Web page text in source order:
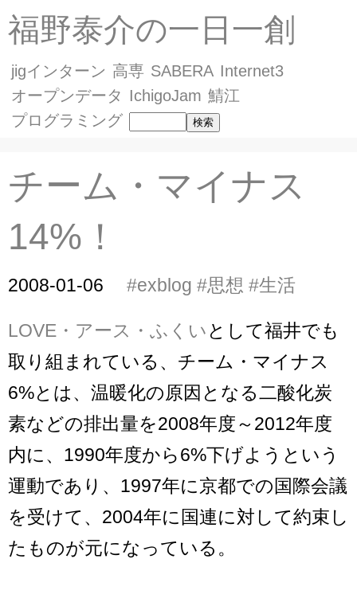
福野泰介の一日一創
jigインターン 高専 SABERA Internet3
オープンデータ IchigoJam 鯖江
プログラミング
チーム・マイナス
14%！
2008-01-06 #exblog #思想 #生活
LOVE・アース・ふくい として福井でも
取り組まれている、チーム・マイナス
6%とは、温暖化の原因となる二酸化炭
素などの排出量を2008年度～2012年度
内に、1990年度から6%下げようという
運動であり、1997年に京都での国際会議
を受けて、2004年に国連に対して約束し
たものが元になっている。